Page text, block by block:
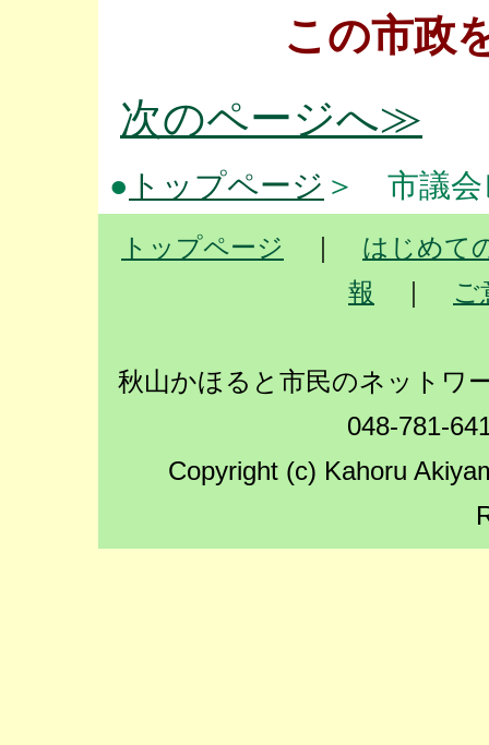
この市政
次のページへ≫
● トップページ ＞ 市議
トップページ
はじめて
報
ご
秋山かほると市民のネット
048-781-
Copyright (c) Kahoru